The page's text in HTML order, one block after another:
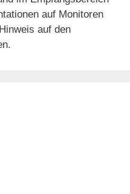
auf Monitoren
auf den